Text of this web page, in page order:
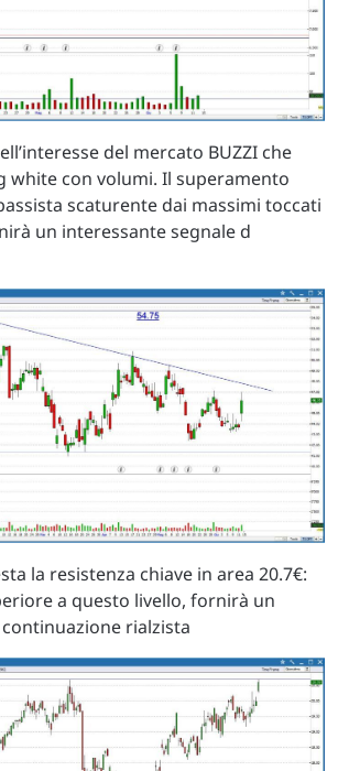
del mercato BUZZI che
white con volumi. Il superamento
scaturente dai massimi toccati
un interessante segnale d
la resistenza chiave in area 20.7€:
a questo livello, fornirà un
rialzista